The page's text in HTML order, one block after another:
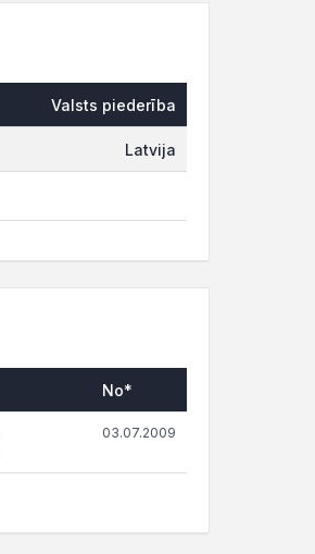
Valsts piederība
Latvija
No*
03.07.2009